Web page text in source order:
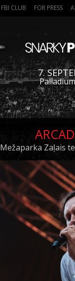
FBI CLUB FOR PRESS
7.
Mežaparka Zaļais